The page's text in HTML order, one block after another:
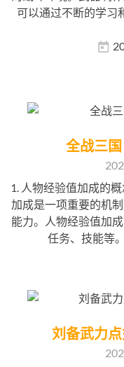
可以通过不断的学习
全战三
1. 人物经验值加成的
加成是一项重要的机
能力。人物经验值加
任务、技能等
刘备武力